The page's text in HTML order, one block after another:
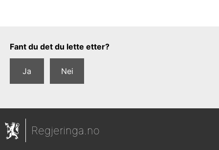
Tilbakemeldingsskjema
Fant du det du lette etter?
Ja Nei
Regjeringa.no